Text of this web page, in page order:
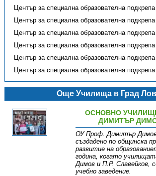
Център за специална образователна
Център за специална образователна
Център за специална образователна
Център за специална образователна
Център за специална образователна
Център за специална образователна
Още Училища в Град
ОСНОВНО
ДИМИТЪР
ОУ Проф. Димитър
създадено по общинска
развитие на
година, когато
Димов и П.Р. Славейков,
учебно заведение.